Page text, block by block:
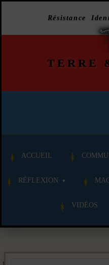
Résistance
TERRE
ACCUEIL
RÉFLEXION
VIDÉOS